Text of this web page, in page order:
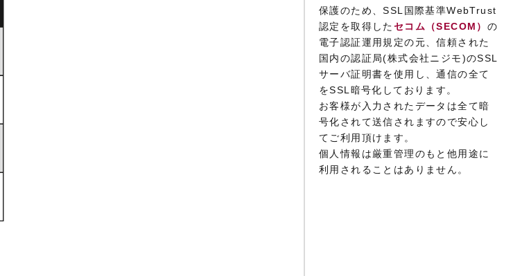
保護のため、SSL国際基準WebTrust
認定を取得したセコム（SECOM） の
電子認証運用規定の元、信頼された
国内の認証局(株式会社ニジモ)のSSL
サーバ証明書を使用し、通信の全て
をSSL暗号化しております。
お客様が入力されたデータは全て暗
号化されて送信されますので安心し
てご利用頂けます。
個人情報は厳重管理のもと他用途に
利用されることはありません。